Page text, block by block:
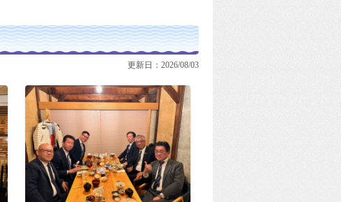
更新日：2026/08/03